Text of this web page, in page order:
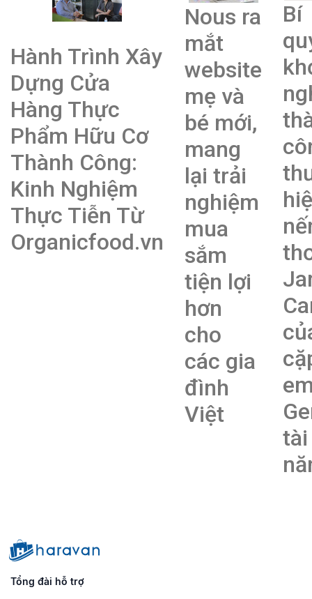
Hành Trình Xây
Dựng Cửa
Hàng Thực
Phẩm Hữu Cơ
Thành Công:
Kinh Nghiệm
Thực Tiễn Từ
Organicfood.vn
Nous ra
mắt
website
mẹ và
bé mới,
mang
lại trải
nghiệm
mua
sắm
tiện lợi
hơn
cho
các gia
đình
Việt
Bí
tài
Tổng đài hỗ trợ